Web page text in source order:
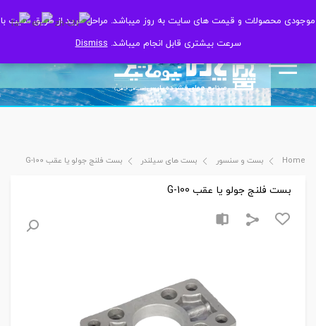
موجودی محصولات و قیمت های سایت به روز میباشد. مراحل خرید از طریق سایت با
سرعت بیشتری قابل انجام میباشد.Dismiss
موجودی محصولات و قیمت های سایت به روز میباشد. مراحل خرید از طریق سایت با
سرعت بیشتری قابل انجام میباشد.Dismiss
Home بست و سنسور بست های سیلندر بست فلنج جولو یا عقب G-100
بست فلنج جولو یا عقب G-100